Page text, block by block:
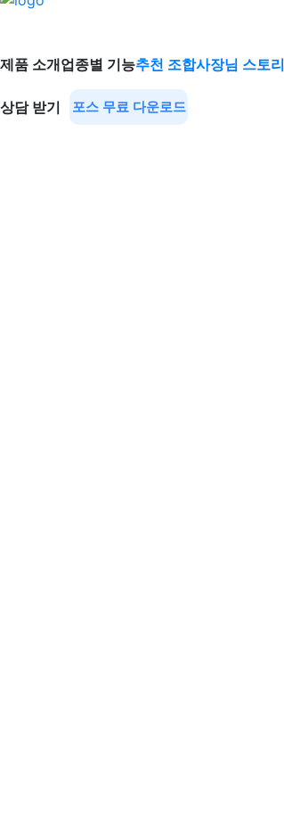
제품 소개업종별 기능추천 조합사장님 스토리
상담 받기 포스 무료 다운로드